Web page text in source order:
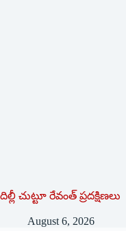
దిల్లీ చుట్టూ రేవంత్ ప్ర‌ద‌క్షిణ‌లు
August 6, 2026